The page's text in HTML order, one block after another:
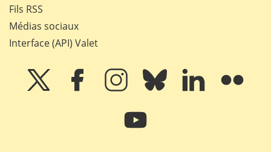
Fils RSS
Médias sociaux
Interface (API) Valet